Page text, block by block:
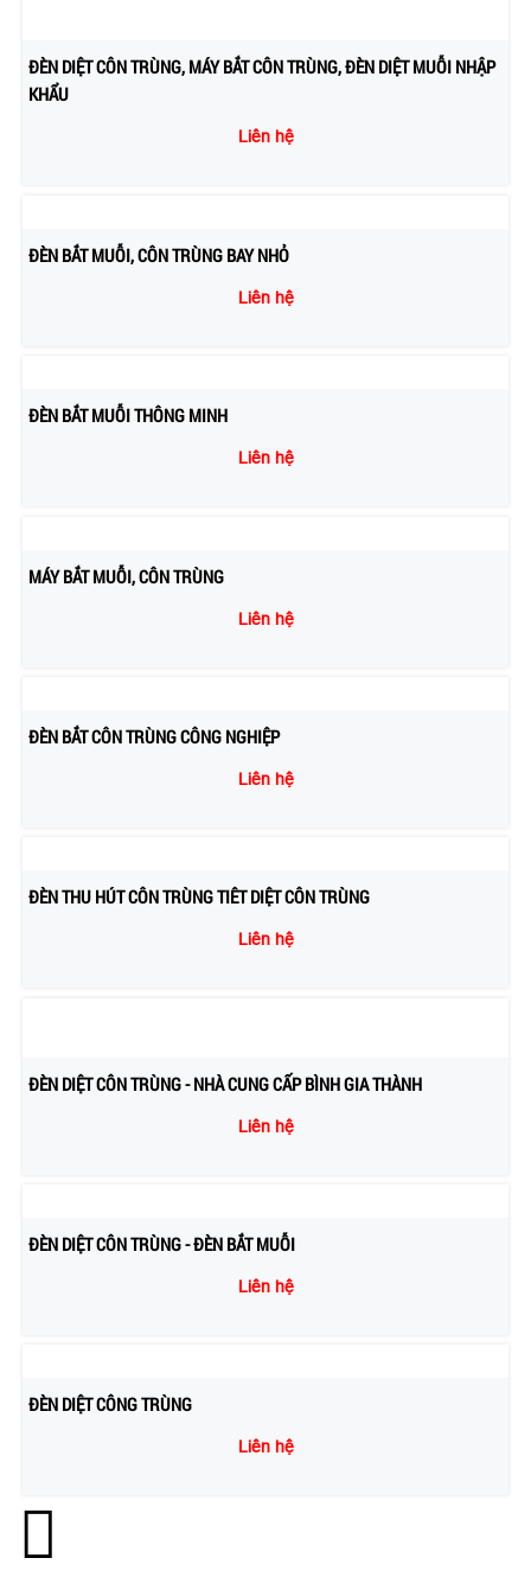
ĐÈN DIỆT CÔN TRÙNG, MÁY BẮT CÔN TRÙNG, ĐÈN DIỆT MUỖI NHẬP
KHẨU
Liên hệ
ĐÈN BẮT MUỖI, CÔN TRÙNG BAY NHỎ
Liên hệ
ĐÈN BẮT MUỖI THÔNG MINH
Liên hệ
MÁY BẮT MUỖI, CÔN TRÙNG
Liên hệ
ĐÈN BẮT CÔN TRÙNG CÔNG NGHIỆP
Liên hệ
ĐÈN THU HÚT CÔN TRÙNG TIÊT DIỆT CÔN TRÙNG
Liên hệ
ĐÈN DIỆT CÔN TRÙNG - NHÀ CUNG CẤP BÌNH GIA THÀNH
Liên hệ
ĐÈN DIỆT CÔN TRÙNG - ĐÈN BẮT MUỖI
Liên hệ
ĐÈN DIỆT CÔNG TRÙNG
Liên hệ